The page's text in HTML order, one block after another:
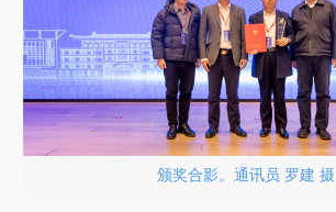
颁奖合影。通讯员 罗建 摄